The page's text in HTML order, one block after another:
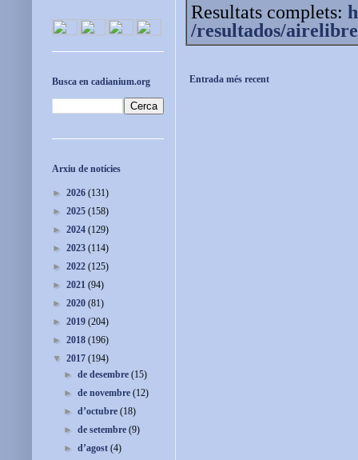
Resultats complets:
/resultados/
Entrada més recent
Busca en cadianium.org
Arxiu de notícies
► 2026 (131)
► 2025 (158)
► 2024 (129)
► 2023 (114)
► 2022 (125)
► 2021 (94)
► 2020 (81)
► 2019 (204)
► 2018 (196)
▼ 2017 (194)
►de desembre(15)
►de novembre(12)
►d’octubre(18)
►de setembre(9)
►d’agost(4)